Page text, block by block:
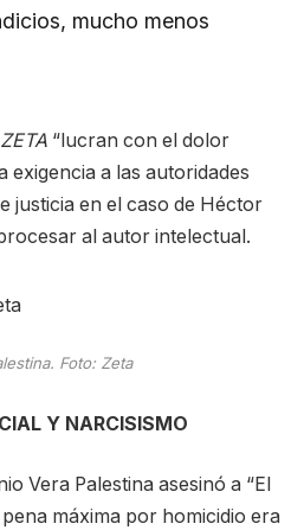
mucho menos
ZETA “lucran con el dolor
exigencia a las autoridades
justicia en el caso de Héctor
al autor intelectual.
Foto: Zeta
Y NARCISISMO
Vera Palestina asesinó a “El
máxima por homicidio era